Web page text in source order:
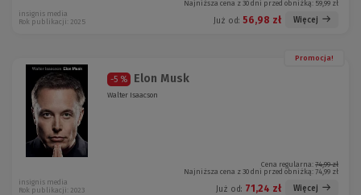
Najniższa cena z 30 dni przed obniżką: 59,99 zł
Już od: 56,98 zł Więcej
insignis media
Rok publikacji: 2025
Promocja!
-5 % Elon Musk
Walter Isaacson
Cena regularna: 74,99 zł
Najniższa cena z 30 dni przed obniżką: 74,99 zł
Już od: 71,24 zł Więcej
insignis media
Rok publikacji: 2023